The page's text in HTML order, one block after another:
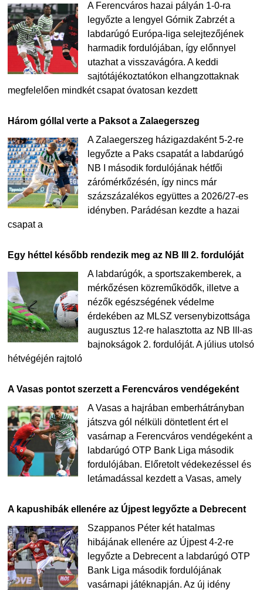
A Ferencváros hazai pályán 1-0-ra
legyőzte a lengyel Górnik Zabrzét a
labdarúgó Európa-liga selejtezőjének
harmadik fordulójában, így előnnyel
utazhat a visszavágóra. A keddi
sajtótájékoztatókon elhangzottaknak
megfelelően mindkét csapat óvatosan kezdett
Három góllal verte a Paksot a Zalaegerszeg
A Zalaegerszeg házigazdaként 5-2-re
legyőzte a Paks csapatát a labdarúgó
NB I második fordulójának hétfői
zárómérkőzésén, így nincs már
százszázalékos együttes a 2026/27-es
idényben. Parádésan kezdte a hazai
csapat a
Egy héttel később rendezik meg az NB III 2. fordulóját
A labdarúgók, a sportszakemberek, a
mérkőzésen közreműködők, illetve a
nézők egészségének védelme
érdekében az MLSZ versenybizottsága
augusztus 12-re halasztotta az NB III-as
bajnokságok 2. fordulóját. A július utolsó
hétvégéjén rajtoló
A Vasas pontot szerzett a Ferencváros vendégeként
A Vasas a hajrában emberhátrányban
játszva gól nélküli döntetlent ért el
vasárnap a Ferencváros vendégeként a
labdarúgó OTP Bank Liga második
fordulójában. Előretolt védekezéssel és
letámadással kezdett a Vasas, amely
A kapushibák ellenére az Újpest legyőzte a Debrecent
Szappanos Péter két hatalmas
hibájának ellenére az Újpest 4-2-re
legyőzte a Debrecent a labdarúgó OTP
Bank Liga második fordulójának
vasárnapi játéknapján. Az új idény